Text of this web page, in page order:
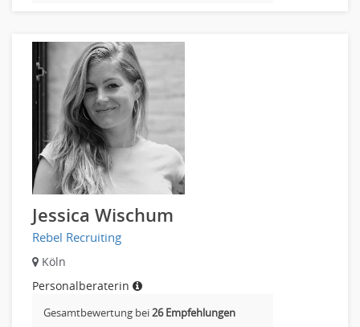
Jessica Wischum
Rebel Recruiting
Köln
Personalberaterin
Gesamtbewertung bei26 Empfehlungen